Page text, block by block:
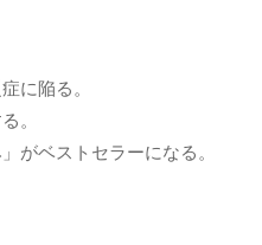
に陥る。
。
がベストセラーになる。